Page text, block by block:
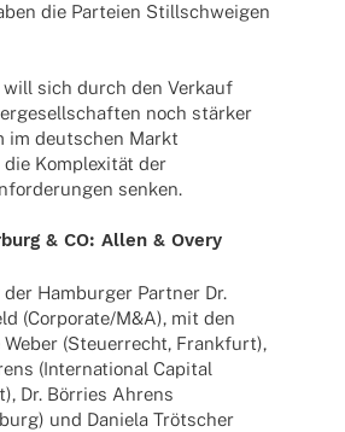
die Parteien Still­schwei­gen
will sich durch den Verkauf
noch stär­ker
im deut­schen Markt
Komple­xi­tät der
senken.
& CO: Allen & Overy
Hambur­ger Part­ner Dr.
(Corporate/M&A), mit den
Weber (Steu­er­recht, Frank­furt),
(Inter­na­tio­nal Capi­tal
Dr. Börries Ahrens
und Daniela Trötscher